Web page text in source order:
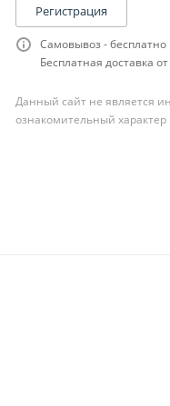
Регистрация
Самовывоз - бесплатно
Бесплатная доставка
Данный сайт не является
ознакомительный характер